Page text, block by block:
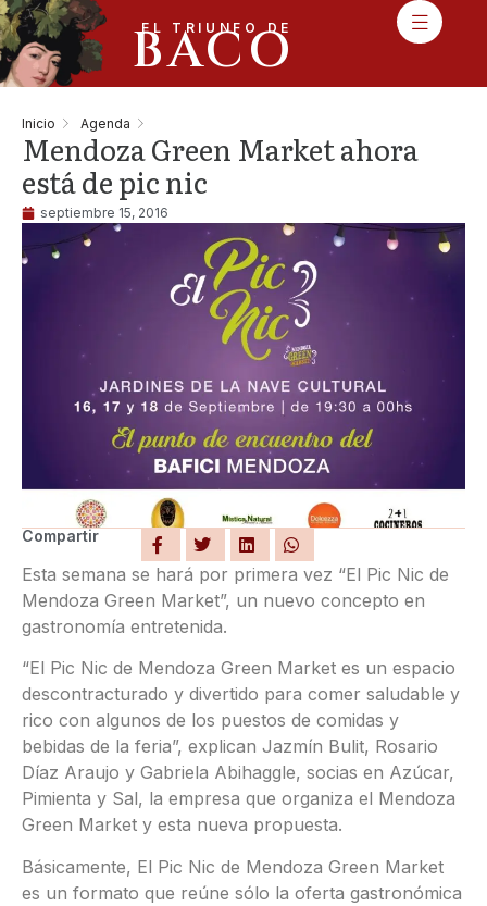
EL TRIUNFO DE
BACO
Inicio Agenda
Mendoza Green Market ahora
está de pic nic
septiembre 15, 2016
Compartir
Esta semana se hará por primera vez “El Pic Nic de
Mendoza Green Market”, un nuevo concepto en
gastronomía entretenida.
“El Pic Nic de Mendoza Green Market es un espacio
descontracturado y divertido para comer saludable y
rico con algunos de los puestos de comidas y
bebidas de la feria”, explican Jazmín Bulit, Rosario
Díaz Araujo y Gabriela Abihaggle, socias en Azúcar,
Pimienta y Sal, la empresa que organiza el Mendoza
Green Market y esta nueva propuesta.
Básicamente, El Pic Nic de Mendoza Green Market
es un formato que reúne sólo la oferta gastronómica